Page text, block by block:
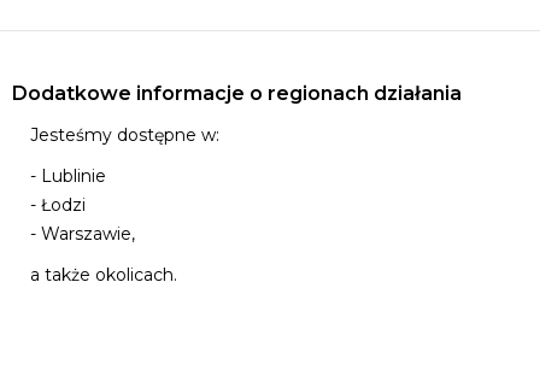
Dodatkowe informacje o regionach działania
Jesteśmy dostępne w:
- Lublinie
- Łodzi
- Warszawie,
a także okolicach.